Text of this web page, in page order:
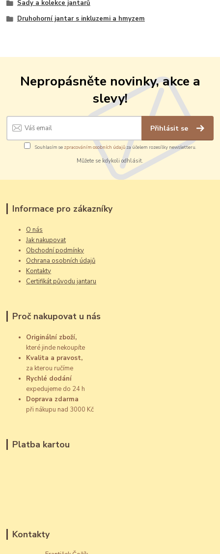
Sady a kolekce jantarů
Druhohorní jantar s inkluzemi a hmyzem
Nepropásněte novinky, akce a
slevy!
Přihlásit se
Souhlasím se zpracováním osobních údajůza účelem rozesílky newsletteru.
Můžete se kdykoli odhlásit.
Informace pro zákazníky
O nás
Jak nakupovat
Obchodní podmínky
Ochrana osobních údajů
Kontakty
Certifikát původu jantaru
Proč nakupovat u nás
Originální zboží,
které jinde nekoupíte
Kvalita a pravost,
za kterou ručíme
Rychlé dodání
expedujeme do 24 h
Doprava zdarma
při nákupu nad 3000 Kč
Platba kartou
Kontakty